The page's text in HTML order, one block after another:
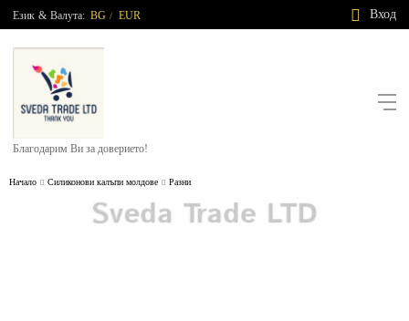
Език & Валута: BG / EUR Вход
Благодарим Ви за доверието!
Начало Силиконови калъпи молдове Разни